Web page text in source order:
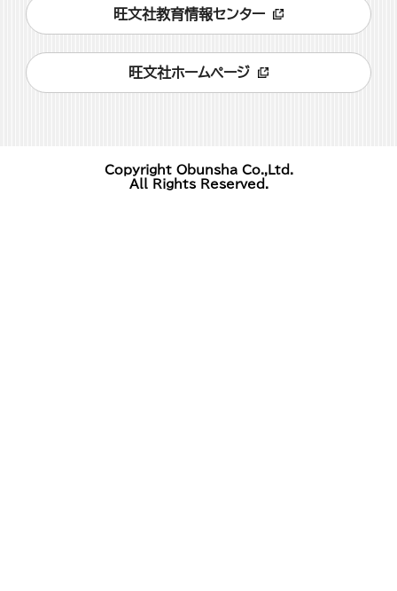
旺文社教育情報センター
旺文社ホームページ
Copyright Obunsha Co.,Ltd.
All Rights Reserved.